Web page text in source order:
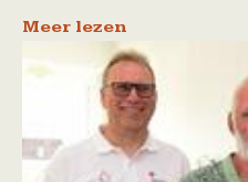
Meer lezen